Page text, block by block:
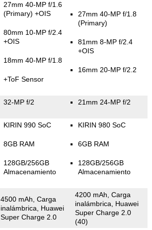
27mm 40-MP f/1.6
(Primary) +OIS
80mm 10-MP f/2.4
+OIS
18mm 40-MP f/1.8
+ToF Sensor
27mm 40-MP f/1.8
(Primary)
81mm 8-MP f/2.4
+OIS
16mm 20-MP f/2.2
32-MP f/2 21mm 24-MP f/2
KIRIN 990 SoC
8GB RAM
128GB/256GB
Almacenamiento
KIRIN 980 SoC
6GB RAM
128GB/256GB
Almacenamiento
4500 mAh, Carga
inalámbrica, Huawei
Super Charge 2.0
4200 mAh, Carga
inalámbrica, Huawei
Super Charge 2.0
(40)